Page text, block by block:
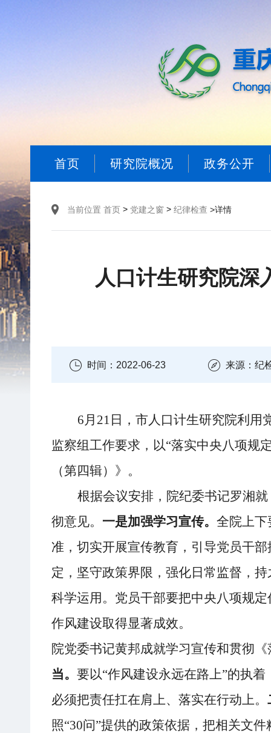
首页 研究院概况 政务公开
当前位置 首页 > 党建之窗 > 纪律检查 >详情
人口计生研究院深
时间：2022-06-23 来源：纪
6月21日，市人口计生研究院利用
监察组工作要求，以“落实中央八项规
（第四辑）》。
根据会议安排，院纪委书记罗湘
彻意见。 一是加强学习宣传。 全院上下
准，切实开展宣传教育，引导党员干
定，坚守政策界限，强化日常监督，
科学运用。党员干部要把中央八项规
作风建设取得显著成效。
院党委书记黄邦成就学习宣传和贯彻
当。 要以“作风建设永远在路上”的执
必须把责任扛在肩上、落实在行动上。
照“30问”提供的政策依据，把相关文